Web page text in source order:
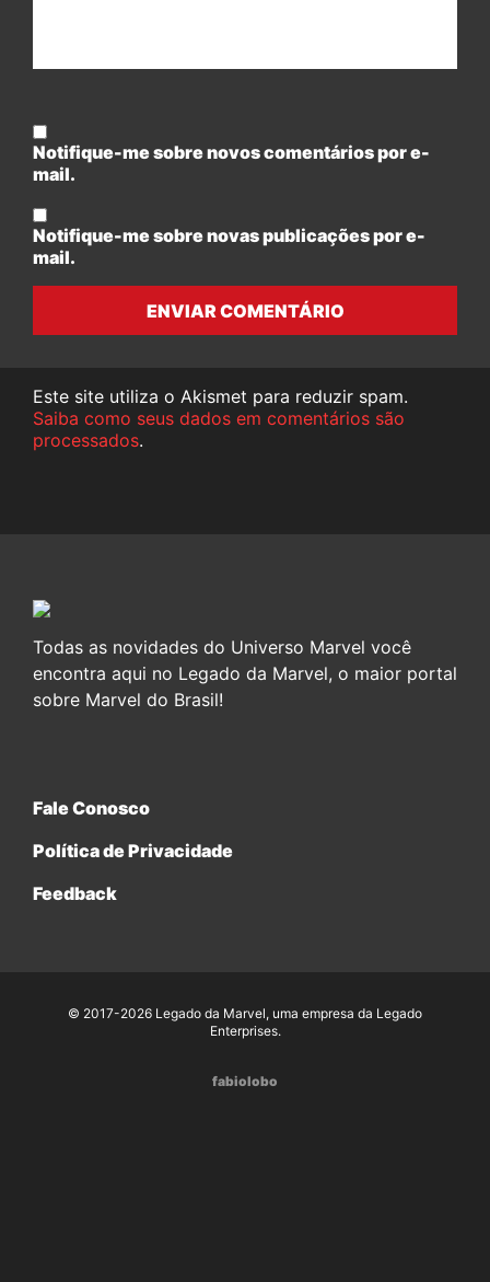
Notifique-me sobre novos comentários por e-
mail.
Notifique-me sobre novas publicações por e-
mail.
ENVIAR COMENTÁRIO
Este site utiliza o Akismet para reduzir spam.
Saiba como seus dados em comentários são
processados.
Todas as novidades do Universo Marvel você
encontra aqui no Legado da Marvel, o maior portal
sobre Marvel do Brasil!
Fale Conosco
Política de Privacidade
Feedback
© 2017-2026 Legado da Marvel, uma empresa da Legado
Enterprises.
fabiolobo